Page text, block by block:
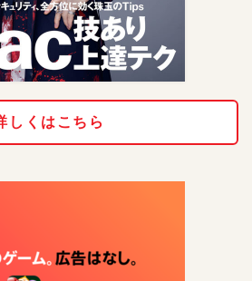
しくはこちら